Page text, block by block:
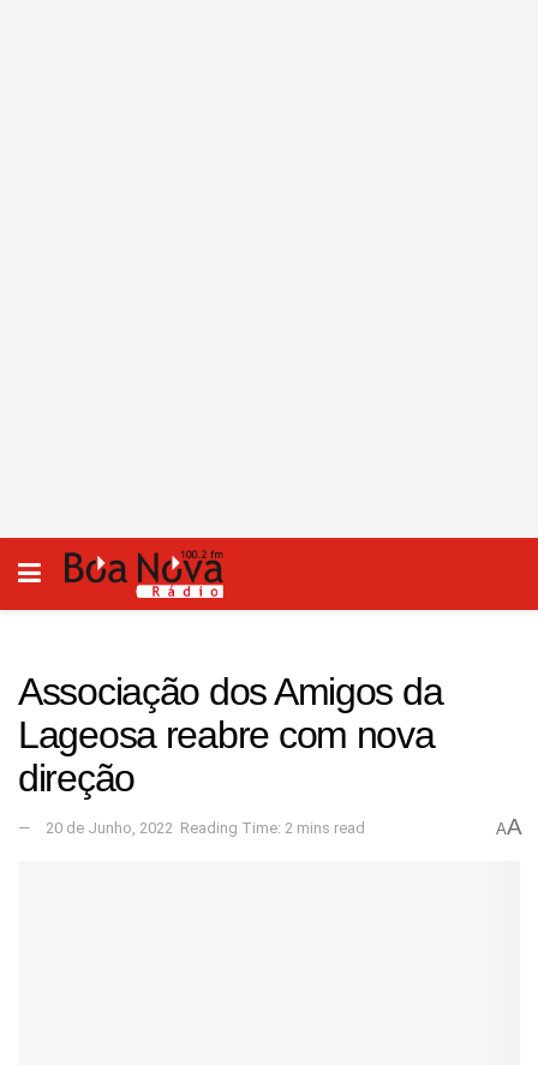
Associação dos Amigos da
Lageosa reabre com nova
direção
20 de Junho, 2022 Reading Time: 2 mins read AA